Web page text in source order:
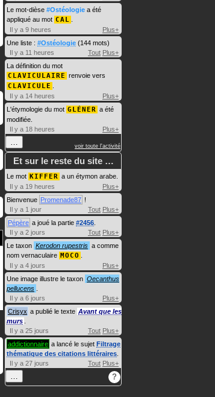
Le mot-dièse #Ostéologie a été
appliqué au mot CAL
Il y a 9 heures
Plus+
Une liste : #Ostéologie (144 mots)
Il y a 11 heures
Tout Plus+
La définition du mot
CLAVICULAIRE renvoie vers
CLAVICULE
Il y a 14 heures
Plus+
L'étymologie du mot GLÉNER a été
modifiée.
Il y a 18 heures
Plus+
… voir toute l'activité
Et sur le reste du site …
Le mot KIFFER a un étymon arabe.
Il y a 19 heures
Plus+
Bienvenue Promenade87 !
Il y a 1 jour
Tout Plus+
Pépère a joué la partie #2456
Il y a 2 jours
Tout Plus+
Le taxon Kerodon rupestris a comme
nom vernaculaire MOCO
Il y a 4 jours
Plus+
Une image illustre le taxon Oecanthus
pellucens
Il y a 6 jours
Plus+
Crisyx a publié le texte Avant que les
murs
Il y a 25 jours
Tout Plus+
addictionnaire a lancé le sujet Filtrage
thématique des citations littéraires
Il y a 27 jours
Tout Plus+
… ?